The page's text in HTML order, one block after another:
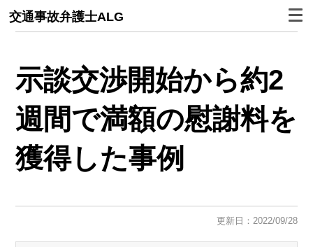
交通事故弁護士ALG
示談交渉開始から約2
週間で満額の慰謝料を
獲得した事例
更新日：2022/09/28